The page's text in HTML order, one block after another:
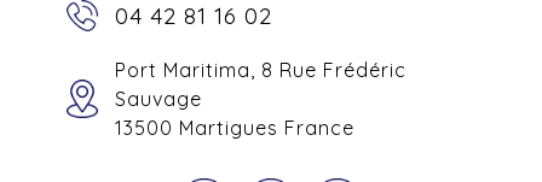
04 42 81 16 02
Port Maritima, 8 Rue Frédéric
Sauvage
13500 Martigues France